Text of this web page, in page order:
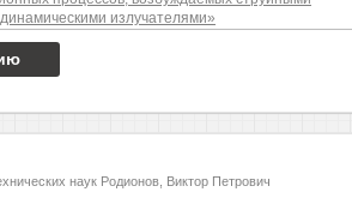
наук Родионов, Виктор Петрович